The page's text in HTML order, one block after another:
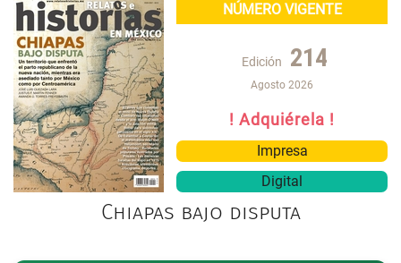
NÚMERO VIGENTE
Edición 214
Agosto 2026
! Adquiérela !
Impresa
Digital
Chiapas bajo disputa